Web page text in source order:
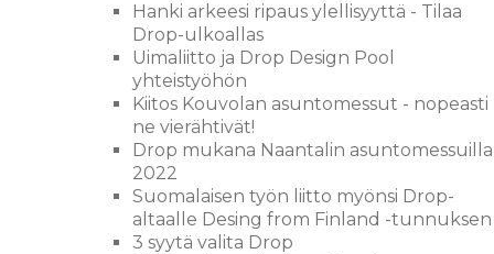
Hanki arkeesi ripaus ylellisyyttä - Tilaa
Drop-ulkoallas
Uimaliitto ja Drop Design Pool
yhteistyöhön
Kiitos Kouvolan asuntomessut - nopeasti
ne vierähtivät!
Drop mukana Naantalin asuntomessuilla
2022
Suomalaisen työn liitto myönsi Drop-
altaalle Desing from Finland -tunnuksen
3 syytä valita Drop